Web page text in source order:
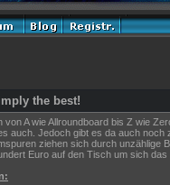
the best!
A wie Allroundboard bis Z wie
auch. Jedoch gibt es da auch
ziehen sich durch
Euro auf den Tisch um sich